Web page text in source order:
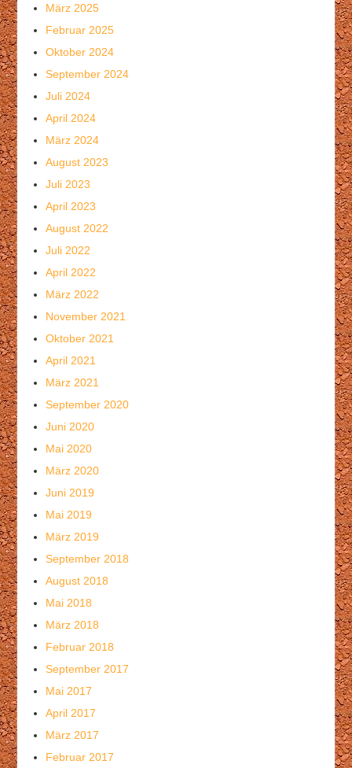
März 2025
Februar 2025
Oktober 2024
September 2024
Juli 2024
April 2024
März 2024
August 2023
Juli 2023
April 2023
August 2022
Juli 2022
April 2022
März 2022
November 2021
Oktober 2021
April 2021
März 2021
September 2020
Juni 2020
Mai 2020
März 2020
Juni 2019
Mai 2019
März 2019
September 2018
August 2018
Mai 2018
März 2018
Februar 2018
September 2017
Mai 2017
April 2017
März 2017
Februar 2017